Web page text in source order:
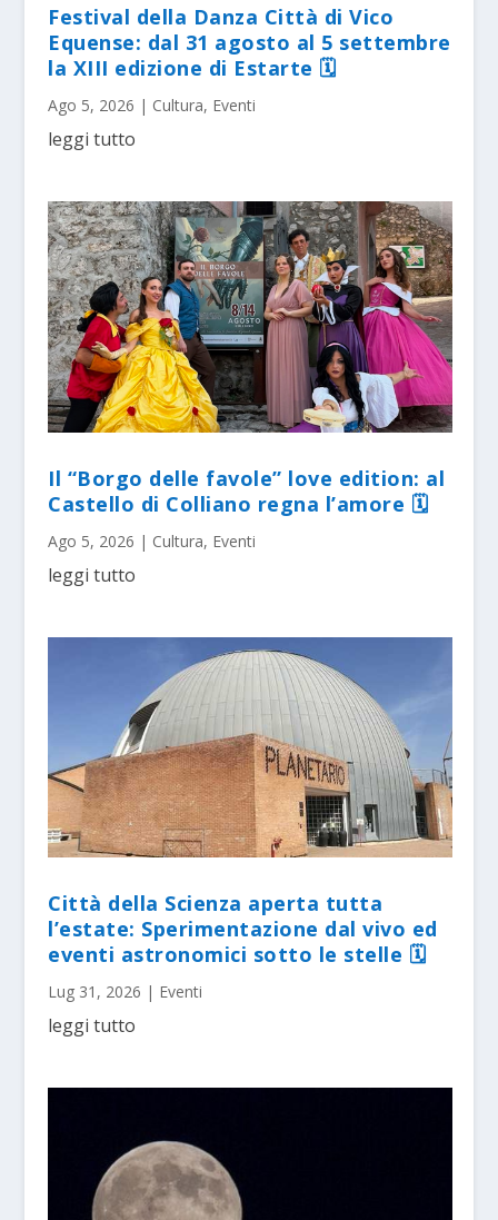
Festival della Danza Città di Vico
Equense: dal 31 agosto al 5 settembre
la XIII edizione di Estarte 🗓
Ago 5, 2026 | Cultura, Eventi
leggi tutto
Il “Borgo delle favole” love edition: al
Castello di Colliano regna l’amore 🗓
Ago 5, 2026 | Cultura, Eventi
leggi tutto
Città della Scienza aperta tutta
l’estate: Sperimentazione dal vivo ed
eventi astronomici sotto le stelle 🗓
Lug 31, 2026 | Eventi
leggi tutto